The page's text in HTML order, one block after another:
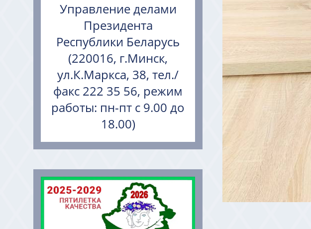
Управление делами
Президента
Республики Беларусь
(220016, г.Минск,
ул.К.Маркса, 38, тел./
факс 222 35 56, режим
работы: пн-пт с 9.00 до
18.00)